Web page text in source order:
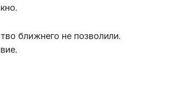
ближнего не позволили.